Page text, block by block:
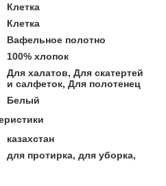
Клетка
Клетка
Вафельное полотно
100% хлопок
Для халатов, Для скатертей
и салфеток, Для полотенец
Белый
казахстан
для протирка, для уборка,